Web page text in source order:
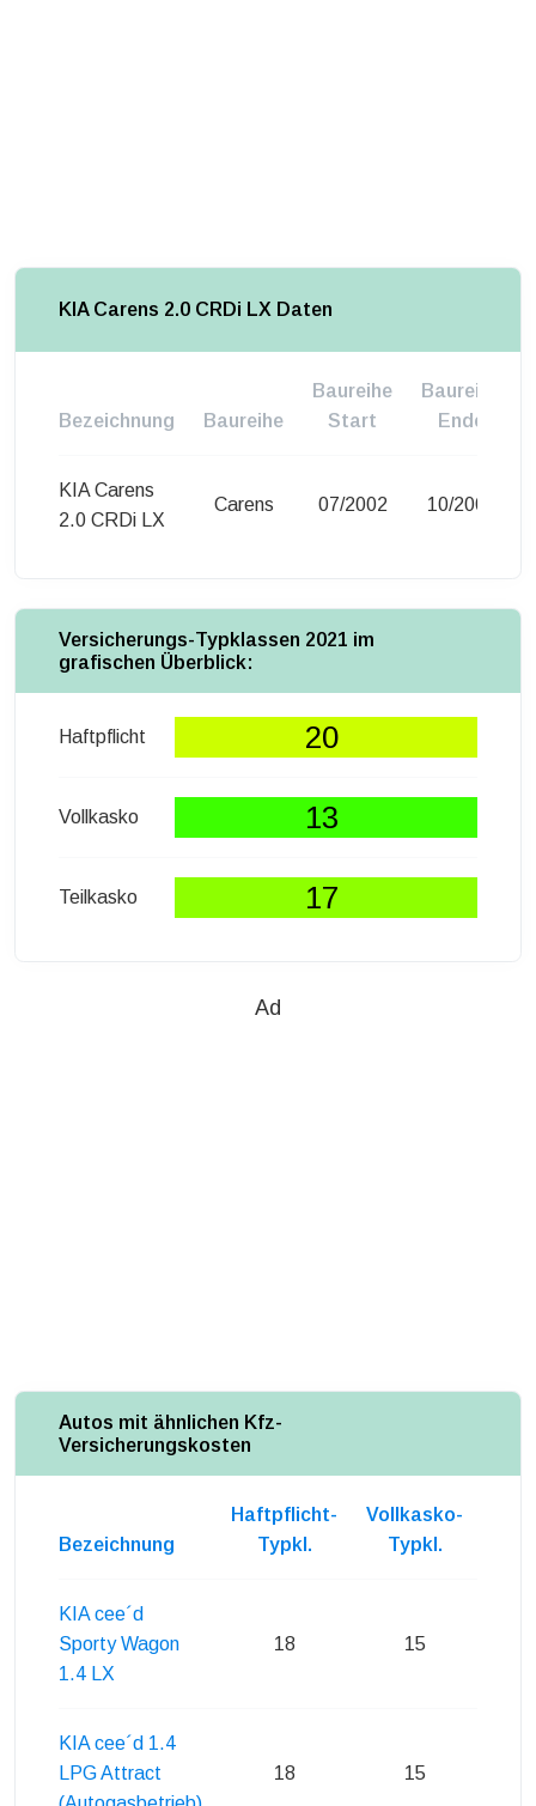
KIA Carens 2.0 CRDi LX Daten
Bezeichnung Baureihe
Baureihe
Start
Baureihe
Ende
KIA Carens
2.0 CRDi LX
Carens 07/2002 10/2006
Versicherungs-Typklassen 2021 im
grafischen Überblick:
Haftpflicht 20
Vollkasko 13
Teilkasko 17
Ad
Autos mit ähnlichen Kfz-
Versicherungskosten
Bezeichnung
Haftpflicht-
Typkl.
Vollkasko-
Typkl.
KIA cee´d
Sporty Wagon
1.4 LX
18 15
KIA cee´d 1.4
LPG Attract
18 15